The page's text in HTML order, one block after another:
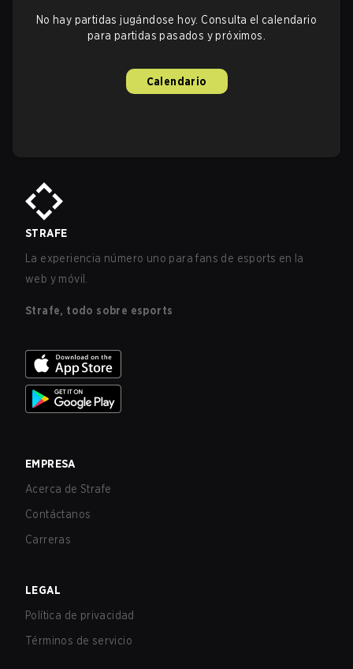
No hay partidas jugándose hoy. Consulta el calendario
para partidas pasados y próximos.
Calendario
STRAFE
La experiencia número uno para fans de esports en la
web y móvil.
Strafe, todo sobre esports
EMPRESA
Acerca de Strafe
Contáctanos
Carreras
LEGAL
Política de privacidad
Términos de servicio